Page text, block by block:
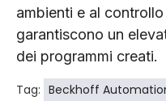
ambienti e al
garantiscono un
dei programmi creati.
Tag: Beckhoff